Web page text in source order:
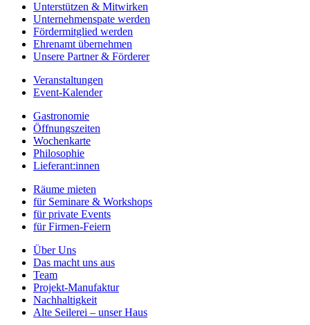
Unterstützen & Mitwirken
Unternehmenspate werden
Fördermitglied werden
Ehrenamt übernehmen
Unsere Partner & Förderer
Veranstaltungen
Event-Kalender
Gastronomie
Öffnungszeiten
Wochenkarte
Philosophie
Lieferant:innen
Räume mieten
für Seminare & Workshops
für private Events
für Firmen-Feiern
Über Uns
Das macht uns aus
Team
Projekt-Manufaktur
Nachhaltigkeit
Alte Seilerei – unser Haus